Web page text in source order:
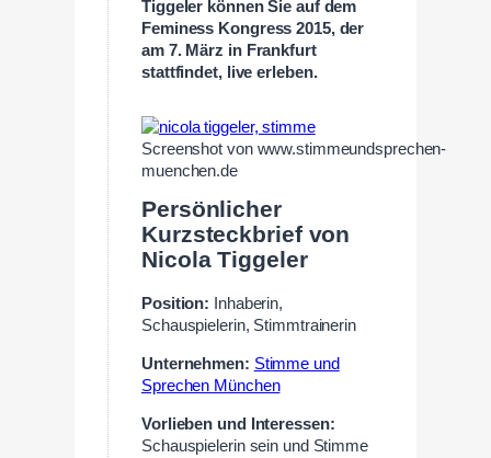
Tiggeler können Sie auf dem
Feminess Kongress 2015, der
am 7. März in Frankfurt
stattfindet, live erleben.
Screenshot von www.stimmeundsprechen-
muenchen.de
Persönlicher
Kurzsteckbrief von
Nicola Tiggeler
Position: Inhaberin,
Schauspielerin, Stimmtrainerin
Unternehmen: Stimme und
Sprechen München
Vorlieben und Interessen:
Schauspielerin sein und Stimme